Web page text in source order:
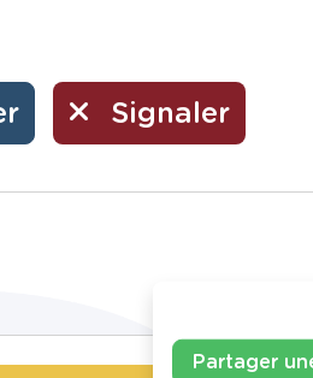
Signaler
Partager